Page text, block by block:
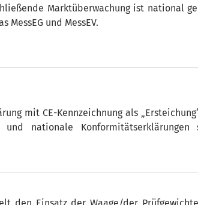
Marktüberwachung ist national
MessEG und MessEV.
mit CE-Kennzeichnung als
und nationale